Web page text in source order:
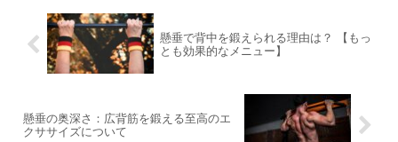
懸垂で背中を鍛えられる理由は？ 【もっ
とも効果的なメニュー】
懸垂の奥深さ：広背筋を鍛える至高のエ
クササイズについて